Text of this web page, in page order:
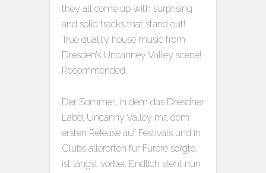
they all come up with surprising
and solid tracks that stand out!
True quality house music from
Dresden’s Uncanney Valley scene!
Recommended.
Der Sommer, in dem das Dresdner
Label Uncanny Valley mit dem
ersten Release auf Festivals und in
Clubs allerorten für Furore sorgte,
ist längst vorbei. Endlich steht nun